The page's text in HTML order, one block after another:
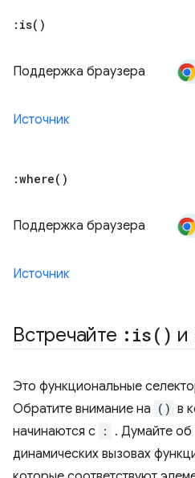
: is( )
Поддержка браузера
Источник
:where( )
Поддержка браузера
Источник
Встречайте : is( ) и
Это функциональные
Обратите внимание на () в
начинаются с :
. Думайте об
динамических вызовах